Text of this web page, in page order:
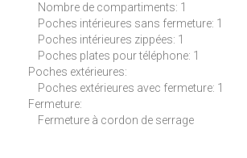
Nombre de compartiments: 1
Poches intérieures sans fermeture: 1
Poches intérieures zippées: 1
Poches plates pour téléphone: 1
Poches extérieures:
Poches extérieures avec fermeture: 1
Fermeture:
Fermeture à cordon de serrage